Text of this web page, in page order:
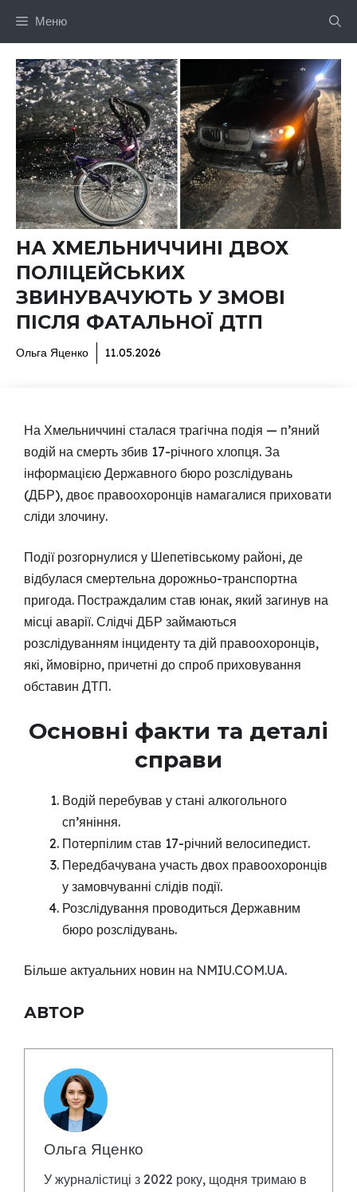
Меню
НА ХМЕЛЬНИЧЧИНІ ДВОХ
ПОЛІЦЕЙСЬКИХ
ЗВИНУВАЧУЮТЬ У ЗМОВІ
ПІСЛЯ ФАТАЛЬНОЇ ДТП
Ольга Яценко 11.05.2026
На Хмельниччині сталася трагічна подія — п’яний
водій на смерть збив 17-річного хлопця. За
інформацією Державного бюро розслідувань
(ДБР), двоє правоохоронців намагалися приховати
сліди злочину.
Події розгорнулися у Шепетівському районі, де
відбулася смертельна дорожньо-транспортна
пригода. Постраждалим став юнак, який загинув на
місці аварії. Слідчі ДБР займаються
розслідуванням інциденту та дій правоохоронців,
які, ймовірно, причетні до спроб приховування
обставин ДТП.
Основні факти та деталі
справи
Водій перебував у стані алкогольного
сп’яніння.
Потерпілим став 17-річний велосипедист.
Передбачувана участь двох правоохоронців
у замовчуванні слідів події.
Розслідування проводиться Державним
бюро розслідувань.
Більше актуальних новин на NMIU.COM.UA.
АВТОР
Ольга Яценко
У журналістиці з 2022 року, щодня тримаю в